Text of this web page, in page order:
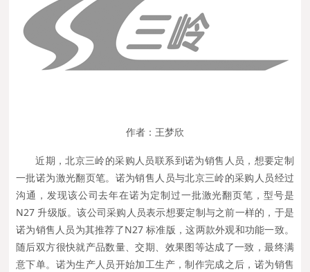
作者：王梦欣
近期，北京三岭的采购人员联系到诺为销售人员，想要定制
一批诺为激光翻页笔。诺为销售人员与北京三岭的采购人员经过
沟通，发现该公司去年在诺为定制过一批激光翻页笔，型号是
N27 升级版。该公司采购人员表示想要定制与之前一样的，于是
诺为销售人员为其推荐了N27 标准版，这两款外观和功能一致。
随后双方很快就产品数量、交期、效果图等达成了一致，最终满
意下单。诺为生产人员开始加工生产，制作完成之后，诺为销售